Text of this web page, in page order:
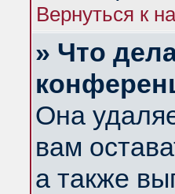
Вернуться к
» Что
Она
вам
а также